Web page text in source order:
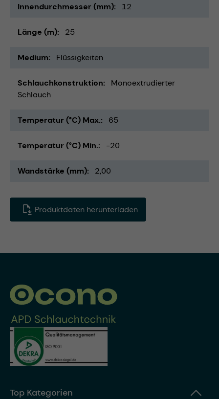
Innendurchmesser (mm) 12
Länge (m) 25
Medium Flüssigkeiten
Schlauchkonstruktion
Monoextrudierter
Schlauch
Temperatur (°C) Max. 65
Temperatur (°C) Min. -20
Wandstärke (mm) 2,00
Produktdaten herunterladen
Top Kategorien